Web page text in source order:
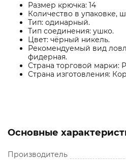
Размер крючка: 14
Количество в упаковке,
Тип: одинарный.
Тип соединения: ушко.
Цвет: чёрный никель.
Рекомендуемый вид
фидерная.
Страна торговой марки:
Страна изготовления:
Основные
Производитель